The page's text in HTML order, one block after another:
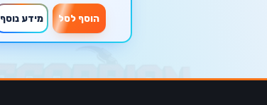
הוסף לסל מידע נוסף